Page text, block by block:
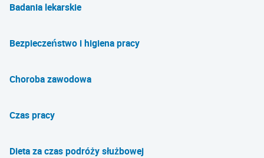
Badania lekarskie
Bezpieczeństwo i higiena pracy
Choroba zawodowa
Czas pracy
Dieta za czas podróży służbowej